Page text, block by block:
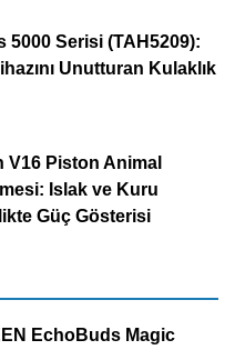
5000 Serisi (TAH5209):
Unutturan Kulaklık
V16 Piston Animal
Islak ve Kuru
Güç Gösterisi
EchoBuds Magic